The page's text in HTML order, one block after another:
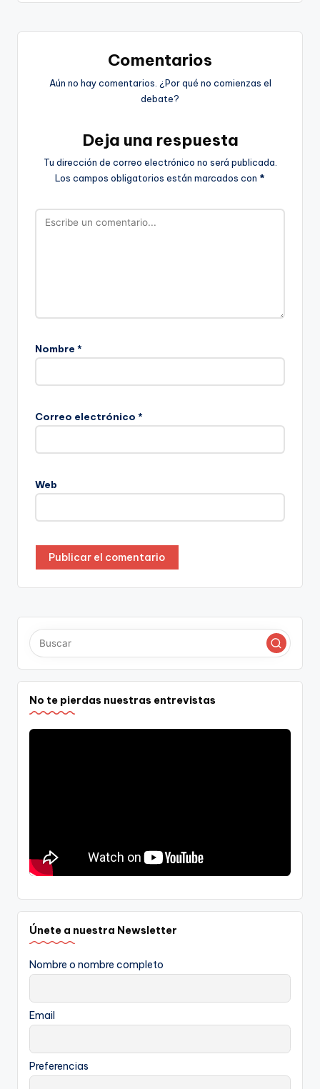
Comentarios
Aún no hay comentarios. ¿Por qué no comienzas el
debate?
Deja una respuesta
Tu dirección de correo electrónico no será publicada.
Los campos obligatorios están marcados con *
Nombre *
Correo electrónico *
Web
No te pierdas nuestras entrevistas
Únete a nuestra Newsletter
Nombre o nombre completo
Email
Preferencias